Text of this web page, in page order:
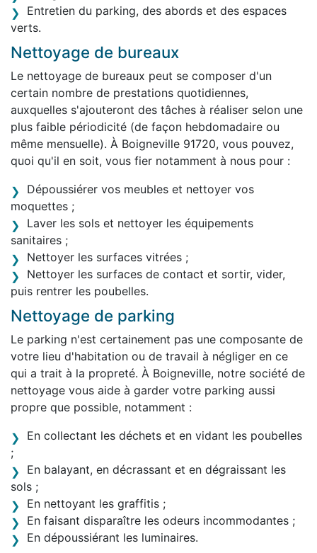
Entretien du parking, des abords et des espaces
verts.
Nettoyage de bureaux
Le nettoyage de bureaux peut se composer d'un
certain nombre de prestations quotidiennes,
auxquelles s'ajouteront des tâches à réaliser selon une
plus faible périodicité (de façon hebdomadaire ou
même mensuelle). À Boigneville 91720, vous pouvez,
quoi qu'il en soit, vous fier notamment à nous pour :
Dépoussiérer vos meubles et nettoyer vos
moquettes ;
Laver les sols et nettoyer les équipements
sanitaires ;
Nettoyer les surfaces vitrées ;
Nettoyer les surfaces de contact et sortir, vider,
puis rentrer les poubelles.
Nettoyage de parking
Le parking n'est certainement pas une composante de
votre lieu d'habitation ou de travail à négliger en ce
qui a trait à la propreté. À Boigneville, notre société de
nettoyage vous aide à garder votre parking aussi
propre que possible, notamment :
En collectant les déchets et en vidant les poubelles
;
En balayant, en décrassant et en dégraissant les
sols ;
En nettoyant les graffitis ;
En faisant disparaître les odeurs incommodantes ;
En dépoussiérant les luminaires.